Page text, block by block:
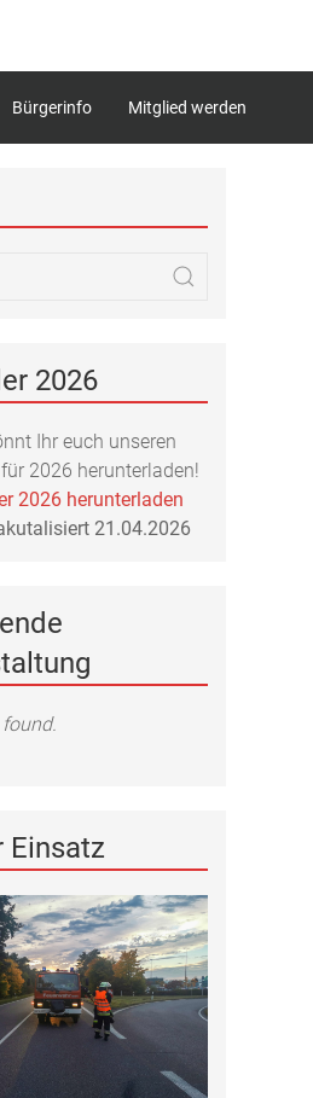
Bürgerinfo Mitglied werden
2026
Ihr euch unseren
2026 herunterladen!
2026 herunterladen
21.04.2026
Einsatz